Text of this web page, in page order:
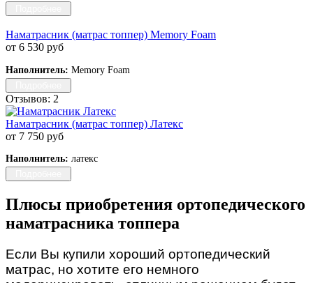
Наматрасник (матрас топпер) Memory Foam
от 6 530 руб
Наполнитель: Memory Foam
Отзывов: 2
Наматрасник (матрас топпер) Латекс
от 7 750 руб
Наполнитель: латекс
Плюсы приобретения ортопедического
наматрасника топпера
Если Вы купили хороший ортопедический
матрас, но хотите его немного